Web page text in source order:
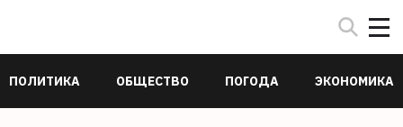
ПОЛИТИКА ОБЩЕСТВО ПОГОДА ЭКОНОМИКА